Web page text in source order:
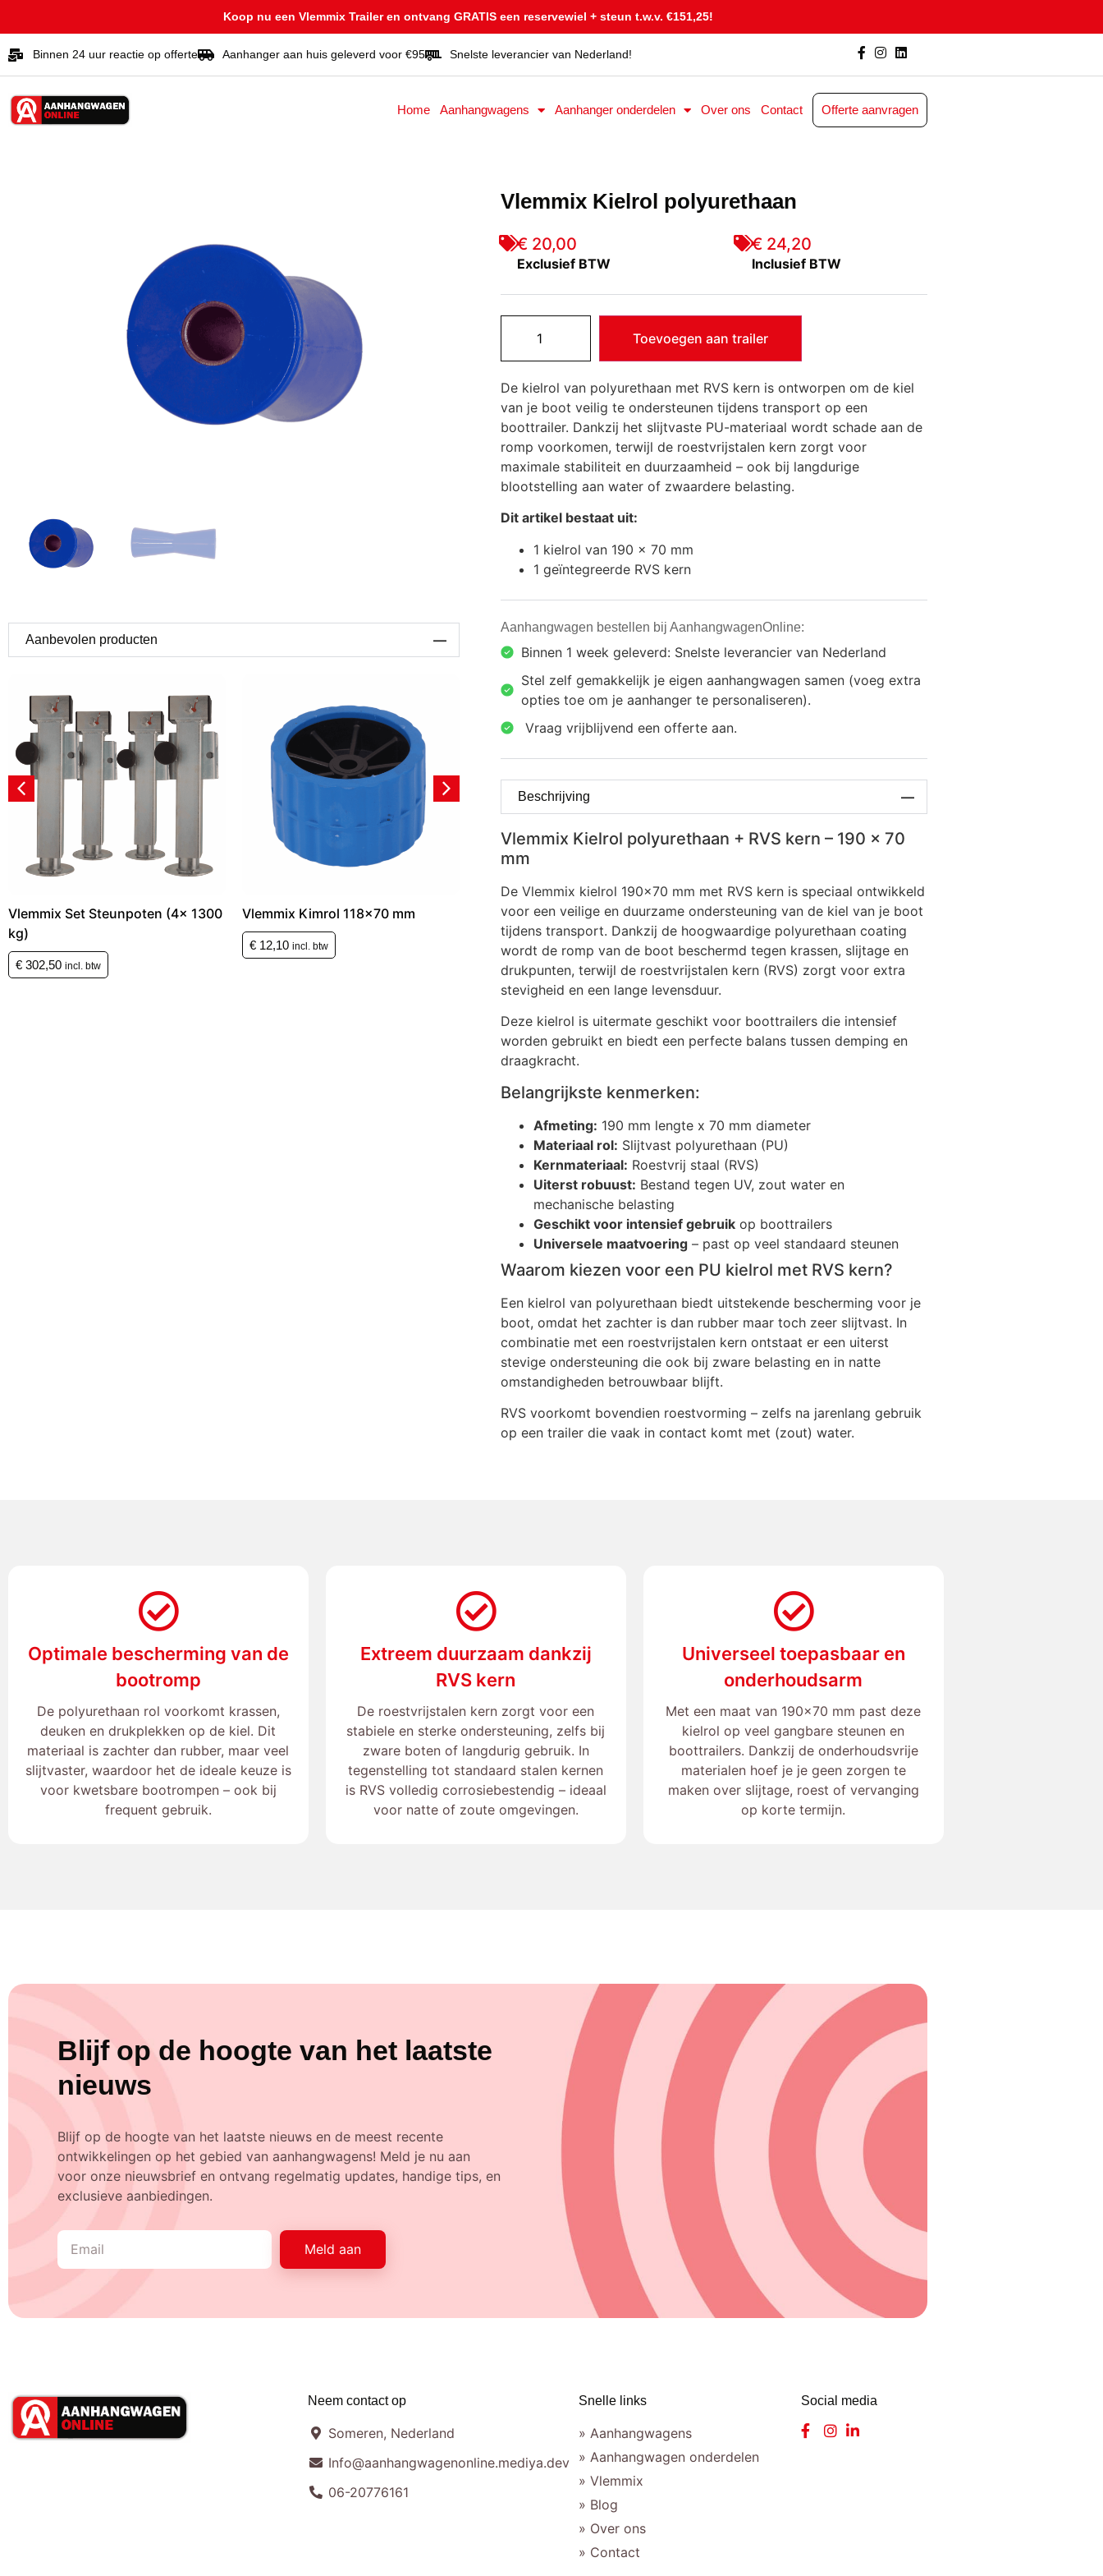
Koop nu een Vlemmix Trailer en ontvang GRATIS een reservewiel + steun t.w.v. €151,25!
Binnen 24 uur reactie op offerte Aanhanger aan huis geleverd voor €95 Snelste leverancier van Nederland!
Home Aanhangwagens Aanhanger onderdelen Over ons Contact Offerte aanvragen
Aanbevolen producten
Vlemmix Set Steunpoten (4x 1300
kg)
€ 302,50 incl. btw
Vlemmix Kimrol 118×70 mm
€ 12,10 incl. btw
Set steunpoten Detachable Trailer
Deck
580,80 incl. btw
Kimrolsteun
€59,29 incl. btw
Vlemmix Kielrol polyurethaan
€ 20,00
Exclusief BTW
€ 24,20
Inclusief BTW
Toevoegen aan trailer
De kielrol van polyurethaan met RVS kern is ontworpen om de kiel
van je boot veilig te ondersteunen tijdens transport op een
boottrailer. Dankzij het slijtvaste PU-materiaal wordt schade aan de
romp voorkomen, terwijl de roestvrijstalen kern zorgt voor
maximale stabiliteit en duurzaamheid – ook bij langdurige
blootstelling aan water of zwaardere belasting.
Dit artikel bestaat uit:
1 kielrol van 190 x 70 mm
1 geïntegreerde RVS kern
Aanhangwagen bestellen bij AanhangwagenOnline:
Binnen 1 week geleverd: Snelste leverancier van Nederland
Stel zelf gemakkelijk je eigen aanhangwagen samen (voeg extra
opties toe om je aanhanger te personaliseren).
⁠ ⁠Vraag vrijblijvend een offerte aan.
Beschrijving
Vlemmix Kielrol polyurethaan + RVS kern – 190 x 70
mm
De Vlemmix kielrol 190×70 mm met RVS kern is speciaal ontwikkeld
voor een veilige en duurzame ondersteuning van de kiel van je boot
tijdens transport. Dankzij de hoogwaardige polyurethaan coating
wordt de romp van de boot beschermd tegen krassen, slijtage en
drukpunten, terwijl de roestvrijstalen kern (RVS) zorgt voor extra
stevigheid en een lange levensduur.
Deze kielrol is uitermate geschikt voor boottrailers die intensief
worden gebruikt en biedt een perfecte balans tussen demping en
draagkracht.
Belangrijkste kenmerken:
Afmeting: 190 mm lengte x 70 mm diameter
Materiaal rol: Slijtvast polyurethaan (PU)
Kernmateriaal: Roestvrij staal (RVS)
Uiterst robuust: Bestand tegen UV, zout water en
mechanische belasting
Geschikt voor intensief gebruik op boottrailers
Universele maatvoering – past op veel standaard steunen
Waarom kiezen voor een PU kielrol met RVS kern?
Een kielrol van polyurethaan biedt uitstekende bescherming voor je
boot, omdat het zachter is dan rubber maar toch zeer slijtvast. In
combinatie met een roestvrijstalen kern ontstaat er een uiterst
stevige ondersteuning die ook bij zware belasting en in natte
omstandigheden betrouwbaar blijft.
RVS voorkomt bovendien roestvorming – zelfs na jarenlang gebruik
op een trailer die vaak in contact komt met (zout) water.
Optimale bescherming van de
bootromp
De polyurethaan rol voorkomt krassen,
deuken en drukplekken op de kiel. Dit
materiaal is zachter dan rubber, maar veel
slijtvaster, waardoor het de ideale keuze is
voor kwetsbare bootrompen – ook bij
frequent gebruik.
Extreem duurzaam dankzij
RVS kern
De roestvrijstalen kern zorgt voor een
stabiele en sterke ondersteuning, zelfs bij
zware boten of langdurig gebruik. In
tegenstelling tot standaard stalen kernen
is RVS volledig corrosiebestendig – ideaal
voor natte of zoute omgevingen.
Universeel toepasbaar en
onderhoudsarm
Met een maat van 190×70 mm past deze
kielrol op veel gangbare steunen en
boottrailers. Dankzij de onderhoudsvrije
materialen hoef je je geen zorgen te
maken over slijtage, roest of vervanging
op korte termijn.
Blijf op de hoogte van het laatste
nieuws
Blijf op de hoogte van het laatste nieuws en de meest recente
ontwikkelingen op het gebied van aanhangwagens! Meld je nu aan
voor onze nieuwsbrief en ontvang regelmatig updates, handige tips, en
exclusieve aanbiedingen.
Meld aan
Neem contact op
Someren, Nederland
Info@aanhangwagenonline.mediya.dev
06-20776161
Snelle links
» Aanhangwagens
» Aanhangwagen onderdelen
» Vlemmix
» Blog
» Over ons
» Contact
Social media